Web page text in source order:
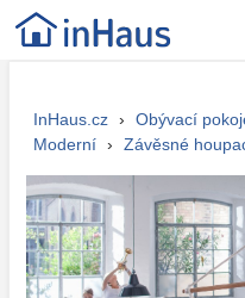
InHaus.cz › Obývací
Moderní › Závěsné